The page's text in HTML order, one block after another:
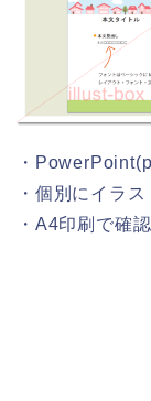
・
・個別にイラ
・A4印刷で確